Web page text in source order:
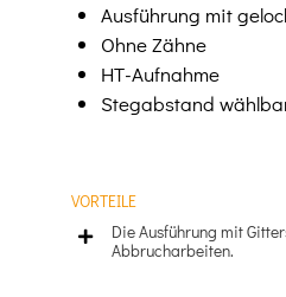
Ausführung mit
Ohne Zähne
HT-Aufnahme
Stegabstand
VORTEILE
Die Ausführung mit
Abbrucharbeiten.